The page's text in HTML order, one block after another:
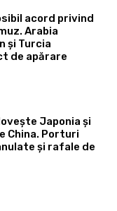
acord privind
Arabia
și Turcia
de apărare
Japonia și
China. Porturi
și rafale de